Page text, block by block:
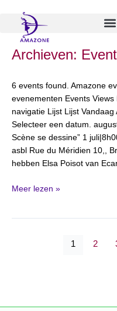
inhoud
Archieven:
6 events found. Amazone
evenementen Events
navigatie Lijst Lijst
Selecteer een datum.
Scène se dessine” 1
asbl Rue du Méridien 10,,
hebben Elsa Poisot van
VISIBLE
de
Locht)
Meer lezen »
1 2